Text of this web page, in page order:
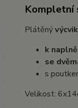
Kompletní
Plátěný
k
se
s
Velikost: